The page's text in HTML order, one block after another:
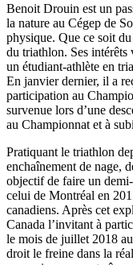
Benoit Drouin est un
la nature au Cégep de
physique. Que ce soit
du triathlon. Ses intérêts
un étudiant-athlète en
En janvier dernier, il a
participation au
survenue lors d’une
au Championnat et à
Pratiquant le triathlon
enchaînement de nage,
objectif de faire un
celui de Montréal en
canadiens. Après cet
Canada l’invitant à
le mois de juillet 2018
droit le freine dans la